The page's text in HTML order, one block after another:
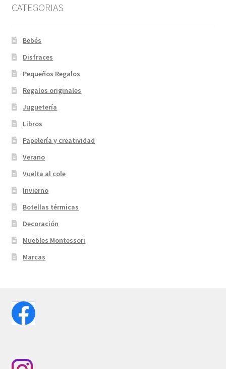
CATEGORIAS
Bebés
Disfraces
Pequeños Regalos
Regalos originales
Juguetería
Libros
Papelería y creatividad
Verano
Vuelta al cole
Invierno
Botellas térmicas
Decoración
Muebles Montessori
Marcas